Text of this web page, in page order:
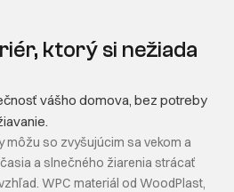
ktorý si nežiada
vášho domova, bez potreby
môžu so zvyšujúcim sa vekom a
a slnečného žiarenia strácať
WPC materiál od WoodPlast,